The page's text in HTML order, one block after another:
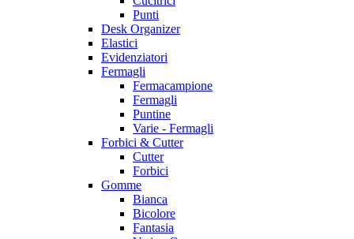
Punti
Desk Organizer
Elastici
Evidenziatori
Fermagli
Fermacampione
Fermagli
Puntine
Varie - Fermagli
Forbici & Cutter
Cutter
Forbici
Gomme
Bianca
Bicolore
Fantasia